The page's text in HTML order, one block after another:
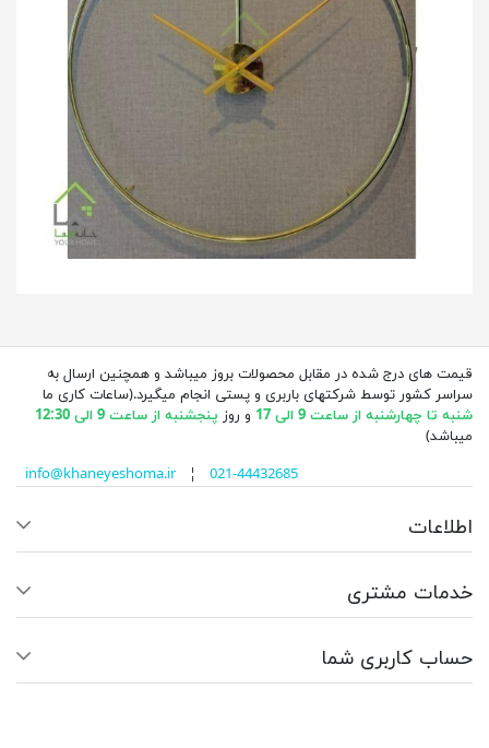
قیمت های درج شده در مقابل محصولات بروز میباشد و همچنین ارسال به
سراسر کشور توسط شرکتهای باربری و پستی انجام میگیرد.(ساعات کاری ما
شنبه تا چهارشنبه از ساعت 9 الی 17
و روز پنجشنبه از ساعت 9 الی 12:30
میباشد)
info@khaneyeshoma.ir¦ 021-44432685
اطلاعات
خدمات مشتری
حساب کاربری شما